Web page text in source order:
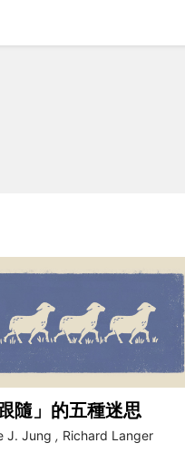
隨」的五種迷思
J. Jung , Richard Langer